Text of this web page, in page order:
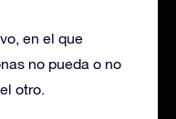
en el que
no pueda o no
otro.